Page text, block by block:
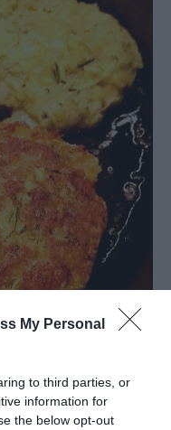
My Personal
to third parties, or
information for
the below opt-out